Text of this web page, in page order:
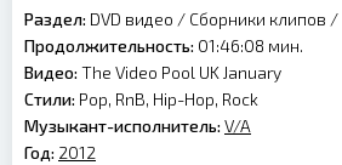
Раздел: DVD видео / Сборники клипов /
Продолжительность: 01:46:08 мин.
Видео: The Video Pool UK January
Стили: Pop, RnB, Hip-Hop, Rock
Музыкант-исполнитель: V/A
Год: 2012